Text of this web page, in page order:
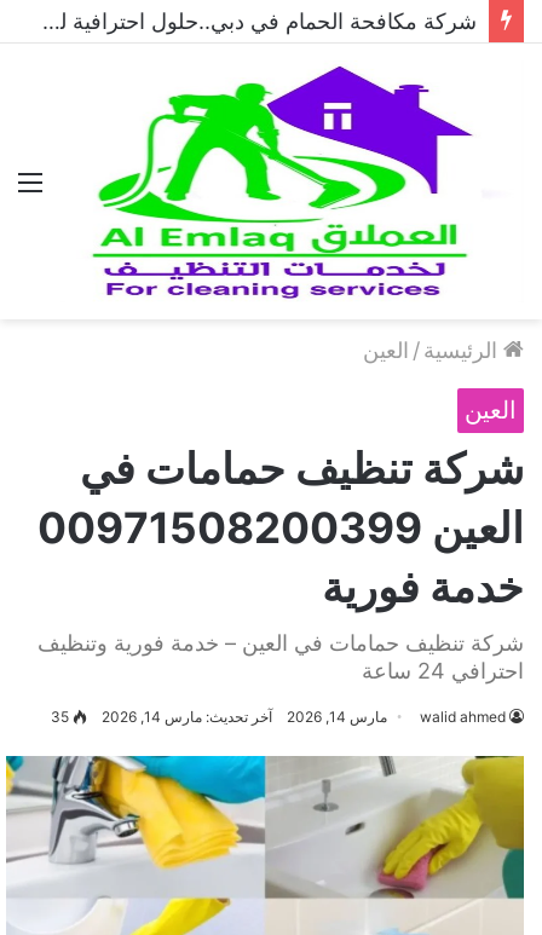
شركة مكافحة الحمام في دبي..حلول احترافية لطرد الحمام وحماية المباني نهائيًا
الرئيسية/ العين
العين
شركة تنظيف حمامات في
العين 00971508200399
خدمة فورية
شركة تنظيف حمامات في العين – خدمة فورية وتنظيف
احترافي 24 ساعة
walid ahmed مارس 14, 2026 آخر تحديث: مارس 14, 2026 35